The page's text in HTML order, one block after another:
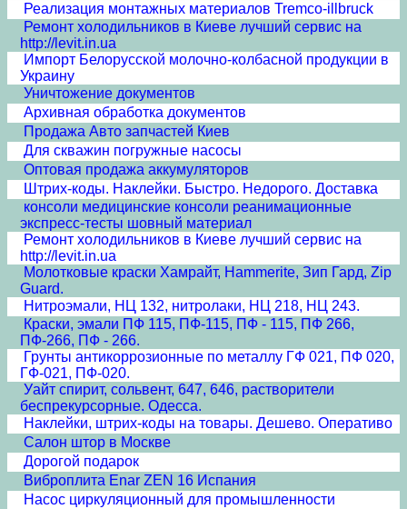
Реализация монтажных материалов Tremco-illbruck
Ремонт холодильников в Киеве лучший сервис на
http://levit.in.ua
Импорт Белорусской молочно-колбасной продукции в
Украину
Уничтожение документов
Архивная обработка документов
Продажа Авто запчастей Киев
Для скважин погружные насосы
Оптовая продажа аккумуляторов
Штрих-коды. Наклейки. Быстро. Недорого. Доставка
консоли медицинские консоли реанимационные
экспресс-тесты шовный материал
Ремонт холодильников в Киеве лучший сервис на
http://levit.in.ua
Молотковые краски Хамрайт, Hammerite, Зип Гард, Zip
Guard.
Нитроэмали, НЦ 132, нитролаки, НЦ 218, НЦ 243.
Краски, эмали ПФ 115, ПФ-115, ПФ - 115, ПФ 266,
ПФ-266, ПФ - 266.
Грунты антикоррозионные по металлу ГФ 021, ПФ 020,
ГФ-021, ПФ-020.
Уайт спирит, сольвент, 647, 646, растворители
беспрекурсорные. Одесса.
Наклейки, штрих-коды на товары. Дешево. Оперативо
Салон штор в Москве
Дорогой подарок
Виброплита Enar ZEN 16 Испания
Насос циркуляционный для промышленности